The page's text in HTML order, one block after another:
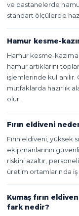
ve pastanelerde hamur
standart ölçülerde
Hamur kesme-
Hamur kesme-
hamur artıklarını
işlemlerinde
mutfaklarda hazırlık
olur.
Fırın eldiveni
Fırın eldiveni, yüksek
ekipmanlarının
riskini azaltır,
üretim ortamlarında
Kumaş fırın
fark nedir?